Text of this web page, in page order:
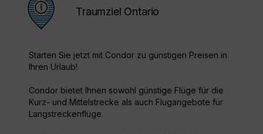
Traumziel Ontario
Starten Sie jetzt mit Condor zu günstigen Preisen in
Ihren Urlaub!
Condor bietet Ihnen sowohl günstige Flüge für die
Kurz- und Mittelstrecke als auch Flugangebote für
Langstreckenflüge.